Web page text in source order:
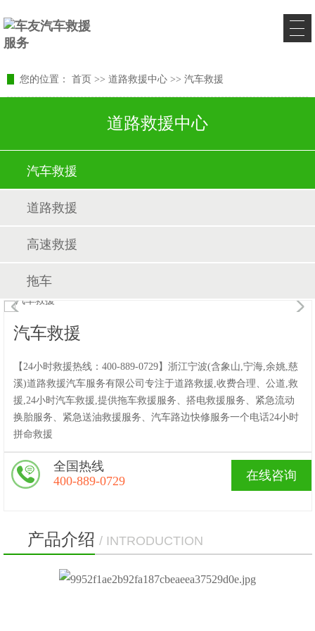
您的位置： 首页 >> 道路救援中心 >> 汽车救援
道路救援中心
汽车救援
道路救援
高速救援
拖车
汽车救援
【24小时救援热线：400-889-0729】浙江宁波(含象山,宁海,余姚,慈
溪)道路救援汽车服务有限公司专注于道路救援,收费合理、公道,救
援,24小时汽车救援,提供拖车救援服务、搭电救援服务、紧急流动
换胎服务、紧急送油救援服务、汽车路边快修服务一个电话24小时
拼命救援
在线咨询
全国热线
400-889-0729
产品介绍 / INTRODUCTION